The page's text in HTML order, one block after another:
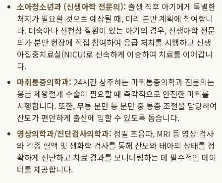
소아청소년과 (신생아학 전문의): 출생 직후 아기에게 특별한
처치가 필요할 것으로 예상될 때, 미리 분만 계획에 참여합니
다. 미숙아나 선천성 질환이 있는 아기의 경우, 신생아학 전문
의가 분만 현장에 직접 참여하여 응급 처치를 시행하고 신생
아집중치료실(NICU)로 신속하게 이송하여 치료를 이어갑니
다.
마취통증의학과: 24시간 상주하는 마취통증의학과 전문의는
응급 제왕절개 수술이 필요할 때 즉각적으로 안전한 마취를
시행합니다. 또한, 무통 분만 등 분만 중 통증 조절을 담당하여
산모가 편안하게 출산에 임할 수 있도록 돕습니다.
영상의학과/진단검사의학과: 정밀 초음파, MRI 등 영상 검사
와 각종 혈액 및 생화학 검사를 통해 산모와 태아의 상태를 정
확하게 진단하고 치료 경과를 모니터링하는 데 필수적인 데이
터를 제공합니다.